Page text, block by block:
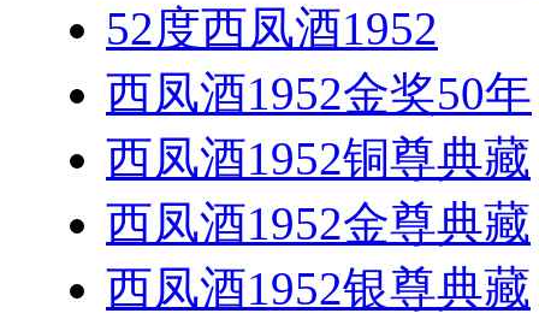
52度西凤酒1952
西凤酒1952金奖50年
西凤酒1952铜尊典藏
西凤酒1952金尊典藏
西凤酒1952银尊典藏